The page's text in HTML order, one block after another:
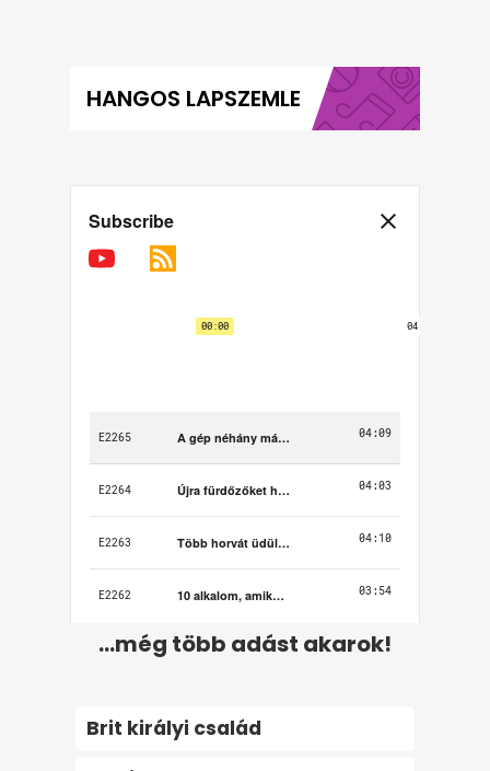
HANGOS LAPSZEMLE
...még több adást akarok!
Brit királyi család